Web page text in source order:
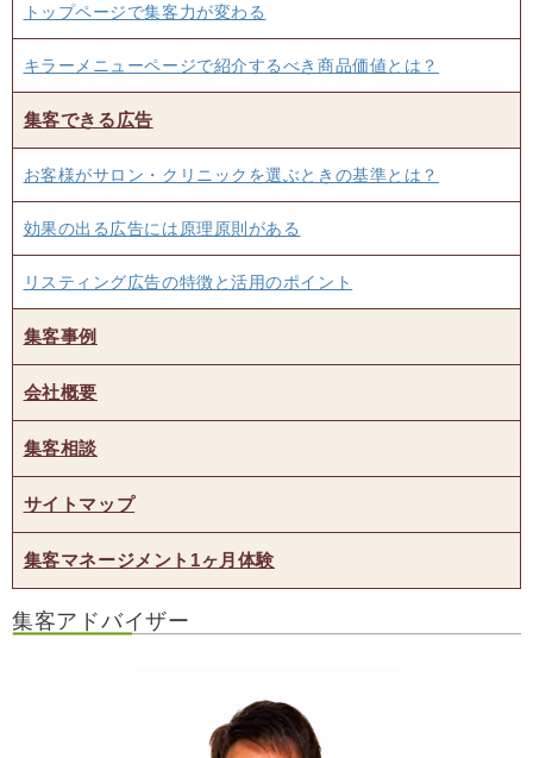
トップページで集客力が変わる
キラーメニューページで紹介するべき商品価値とは？
集客できる広告
お客様がサロン・クリニックを選ぶときの基準とは？
効果の出る広告には原理原則がある
リスティング広告の特徴と活用のポイント
集客事例
会社概要
集客相談
サイトマップ
集客マネージメント1ヶ月体験
集客アドバイザー